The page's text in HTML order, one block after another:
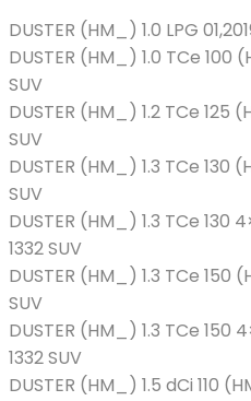
DUSTER (HM_) 1.0 LPG
DUSTER (HM_) 1.0 TCe 100
SUV
DUSTER (HM_) 1.2 TCe 125
SUV
DUSTER (HM_) 1.3 TCe 130
SUV
DUSTER (HM_) 1.3 TCe 130
1332 SUV
DUSTER (HM_) 1.3 TCe 150
SUV
DUSTER (HM_) 1.3 TCe 150
1332 SUV
DUSTER (HM_) 1.5 dCi 110